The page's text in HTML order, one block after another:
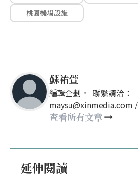
桃園機場設施
蘇祐萱
編輯企劃。 聯繫請洽：
maysu@xinmedia.com /
may860527@gmail.com
查看所有文章
延伸閱讀